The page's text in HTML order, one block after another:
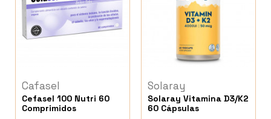
Cafasel
Cefasel 100 Nutri 60
Comprimidos
Solaray
Solaray Vitamina D3/K2
60 Cápsulas